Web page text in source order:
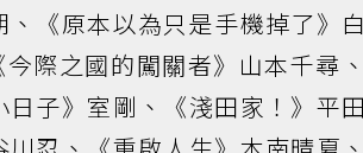
《原本以為只是手機掉了》
際之國的闖關者》山本千尋
子》室剛、《淺田家！》平